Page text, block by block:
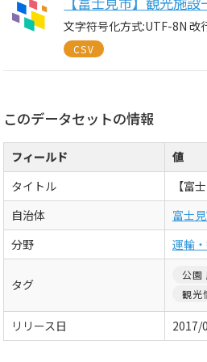
文字符号化方式:UTF-8N 改
CSV
このデータセットの情報
フィールド
値
タイトル
【富
自治体
富士
分野
運輸
タグ
公園
観光
リリース日 2017/